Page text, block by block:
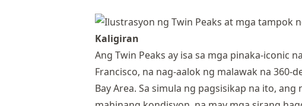
Kaligiran
Ang Twin Peaks ay isa sa mga pinaka-iconic
Francisco, na nag-aalok ng malawak na 360-
Bay Area. Sa simula ng pagsisikap na ito,